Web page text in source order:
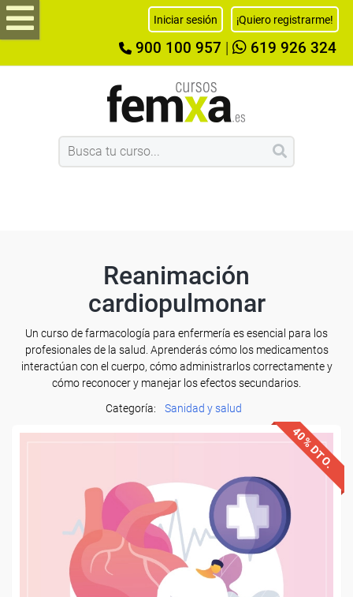
Iniciar sesión ¡Quiero registrarme!
900 100 957 619 926 324
Reanimación
cardiopulmonar
Un curso de farmacología para enfermería es esencial para los
profesionales de la salud. Aprenderás cómo los medicamentos
interactúan con el cuerpo, cómo administrarlos correctamente y
cómo reconocer y manejar los efectos secundarios.
Categoría:
Sanidad y salud
40% DTO.